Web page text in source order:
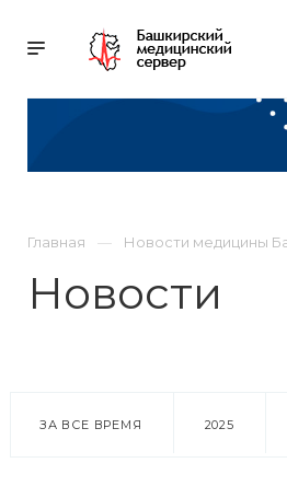
Главная Новости медицины
Новости
ЗА ВСЕ ВРЕМЯ 2025